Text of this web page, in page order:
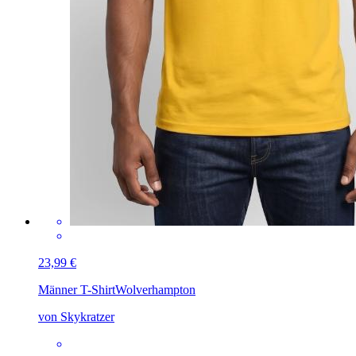
23,99 €
Männer T-ShirtWolverhampton
von Skykratzer